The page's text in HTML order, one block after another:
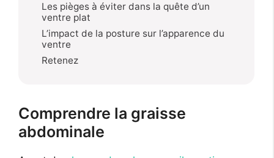
Les pièges à éviter dans la quête d’un
ventre plat
L’impact de la posture sur l’apparence du
ventre
Retenez
Comprendre la graisse
abdominale